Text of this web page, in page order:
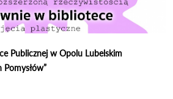
Publicznej w Opolu Lubelskim
Pomysłów”